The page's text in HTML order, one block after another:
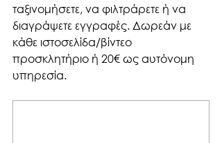
ταξινομήσετε, να φιλτράρετε ή να
διαγράψετε εγγραφές. Δωρεάν με
κάθε ιστοσελίδα/βίντεο
προσκλητήριο ή 20€ ως αυτόνομη
υπηρεσία.